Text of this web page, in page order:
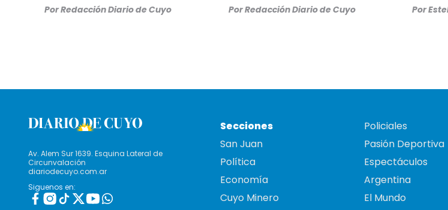
PorRedacción Diario de Cuyo PorRedacción Diario de Cuyo Por
Av. Alem Sur 1639. Esquina Lateral de
Circunvalación
diariodecuyo.com.ar
Siguenos en:
Secciones
San Juan
Política
Economía
Cuyo Minero
Policiales
Pasión Deportiva
Espectáculos
Argentina
El Mundo